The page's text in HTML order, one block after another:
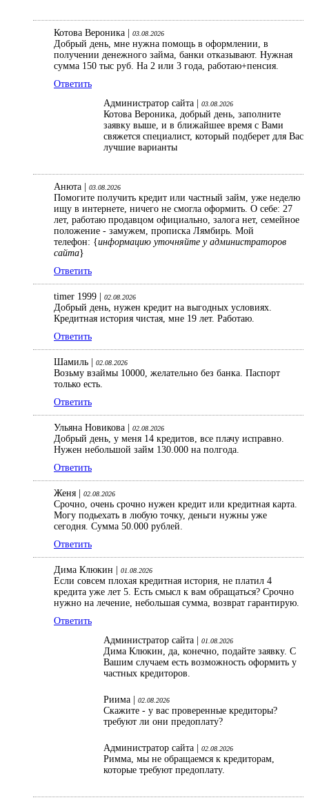
Котова Вероника | 03.08.2026
Добрый день, мне нужна помощь в оформлении, в
получении денежного займа, банки отказывают. Нужная
сумма 150 тыс руб. На 2 или 3 года, работаю+пенсия.
Ответить
Администратор сайта |
03.08.2026
Котова Вероника, добрый день, заполните
заявку выше, и в ближайшее время с Вами
свяжется специалист, который подберет для Вас
лучшие варианты
Анюта | 03.08.2026
Помогите получить кредит или частный займ, уже неделю
ищу в интернете, ничего не смогла оформить. О себе: 27
лет, работаю продавцом официально, залога нет, семейное
положение - замужем, прописка Лямбирь. Мой
телефон: {информацию уточняйте у администраторов
сайта}
Ответить
timer 1999 | 02.08.2026
Добрый день, нужен кредит на выгодных условиях.
Кредитная история чистая, мне 19 лет. Работаю.
Ответить
Шамиль | 02.08.2026
Возьму взаймы 10000, желательно без банка. Паспорт
только есть.
Ответить
Ульяна Новикова | 02.08.2026
Добрый день, у меня 14 кредитов, все плачу исправно.
Нужен небольшой займ 130.000 на полгода.
Ответить
Женя | 02.08.2026
Срочно, очень срочно нужен кредит или кредитная карта.
Могу подьехать в любую точку, деньги нужны уже
сегодня. Сумма 50.000 рублей.
Ответить
Дима Клюкин | 01.08.2026
Если совсем плохая кредитная история, не платил 4
кредита уже лет 5. Есть смысл к вам обращаться? Срочно
нужно на лечение, небольшая сумма, возврат гарантирую.
Ответить
Администратор сайта |
01.08.2026
Дима Клюкин, да, конечно, подайте заявку. С
Вашим случаем есть возможность оформить у
частных кредиторов.
Риима | 02.08.2026
Скажите - у вас проверенные кредиторы?
требуют ли они предоплату?
Администратор сайта | 02.08.2026
Римма, мы не обращаемся к кредиторам,
которые требуют предоплату.